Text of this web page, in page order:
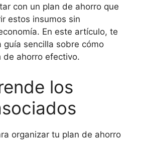
con un plan de ahorro que
estos insumos sin
En este artículo, te
guía sencilla sobre cómo
de ahorro efectivo.
los
organizar tu plan de ahorro